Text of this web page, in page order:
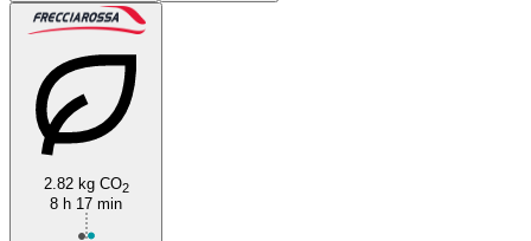
2.82 kg CO2
8 h 17 min